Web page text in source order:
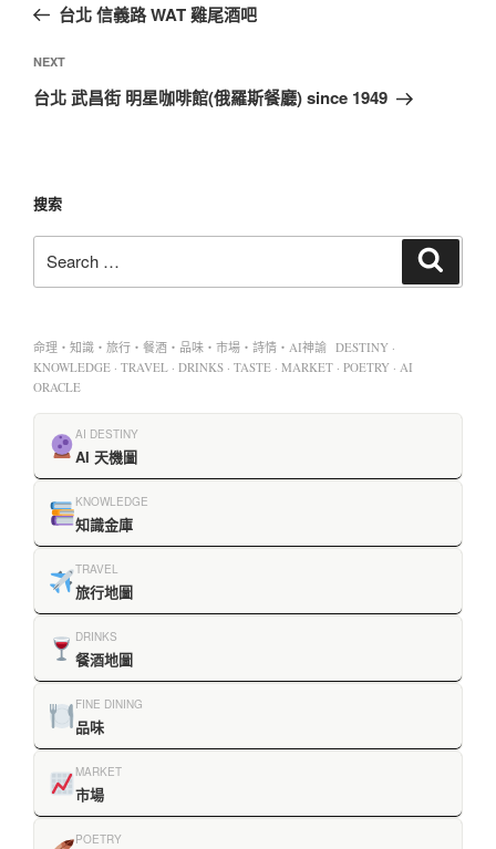
台北 信義路 WAT 雞尾酒吧
NEXT
台北 武昌街 明星咖啡館(俄羅斯餐廳) since 1949
搜索
命理・知識・旅行・餐酒・品味・市場・詩情・AI神諭 DESTINY ·
KNOWLEDGE · TRAVEL · DRINKS · TASTE · MARKET · POETRY · AI
ORACLE
AI DESTINY
AI 天機圖
KNOWLEDGE
知識金庫
TRAVEL
旅行地圖
DRINKS
餐酒地圖
FINE DINING
品味
MARKET
市場
POETRY